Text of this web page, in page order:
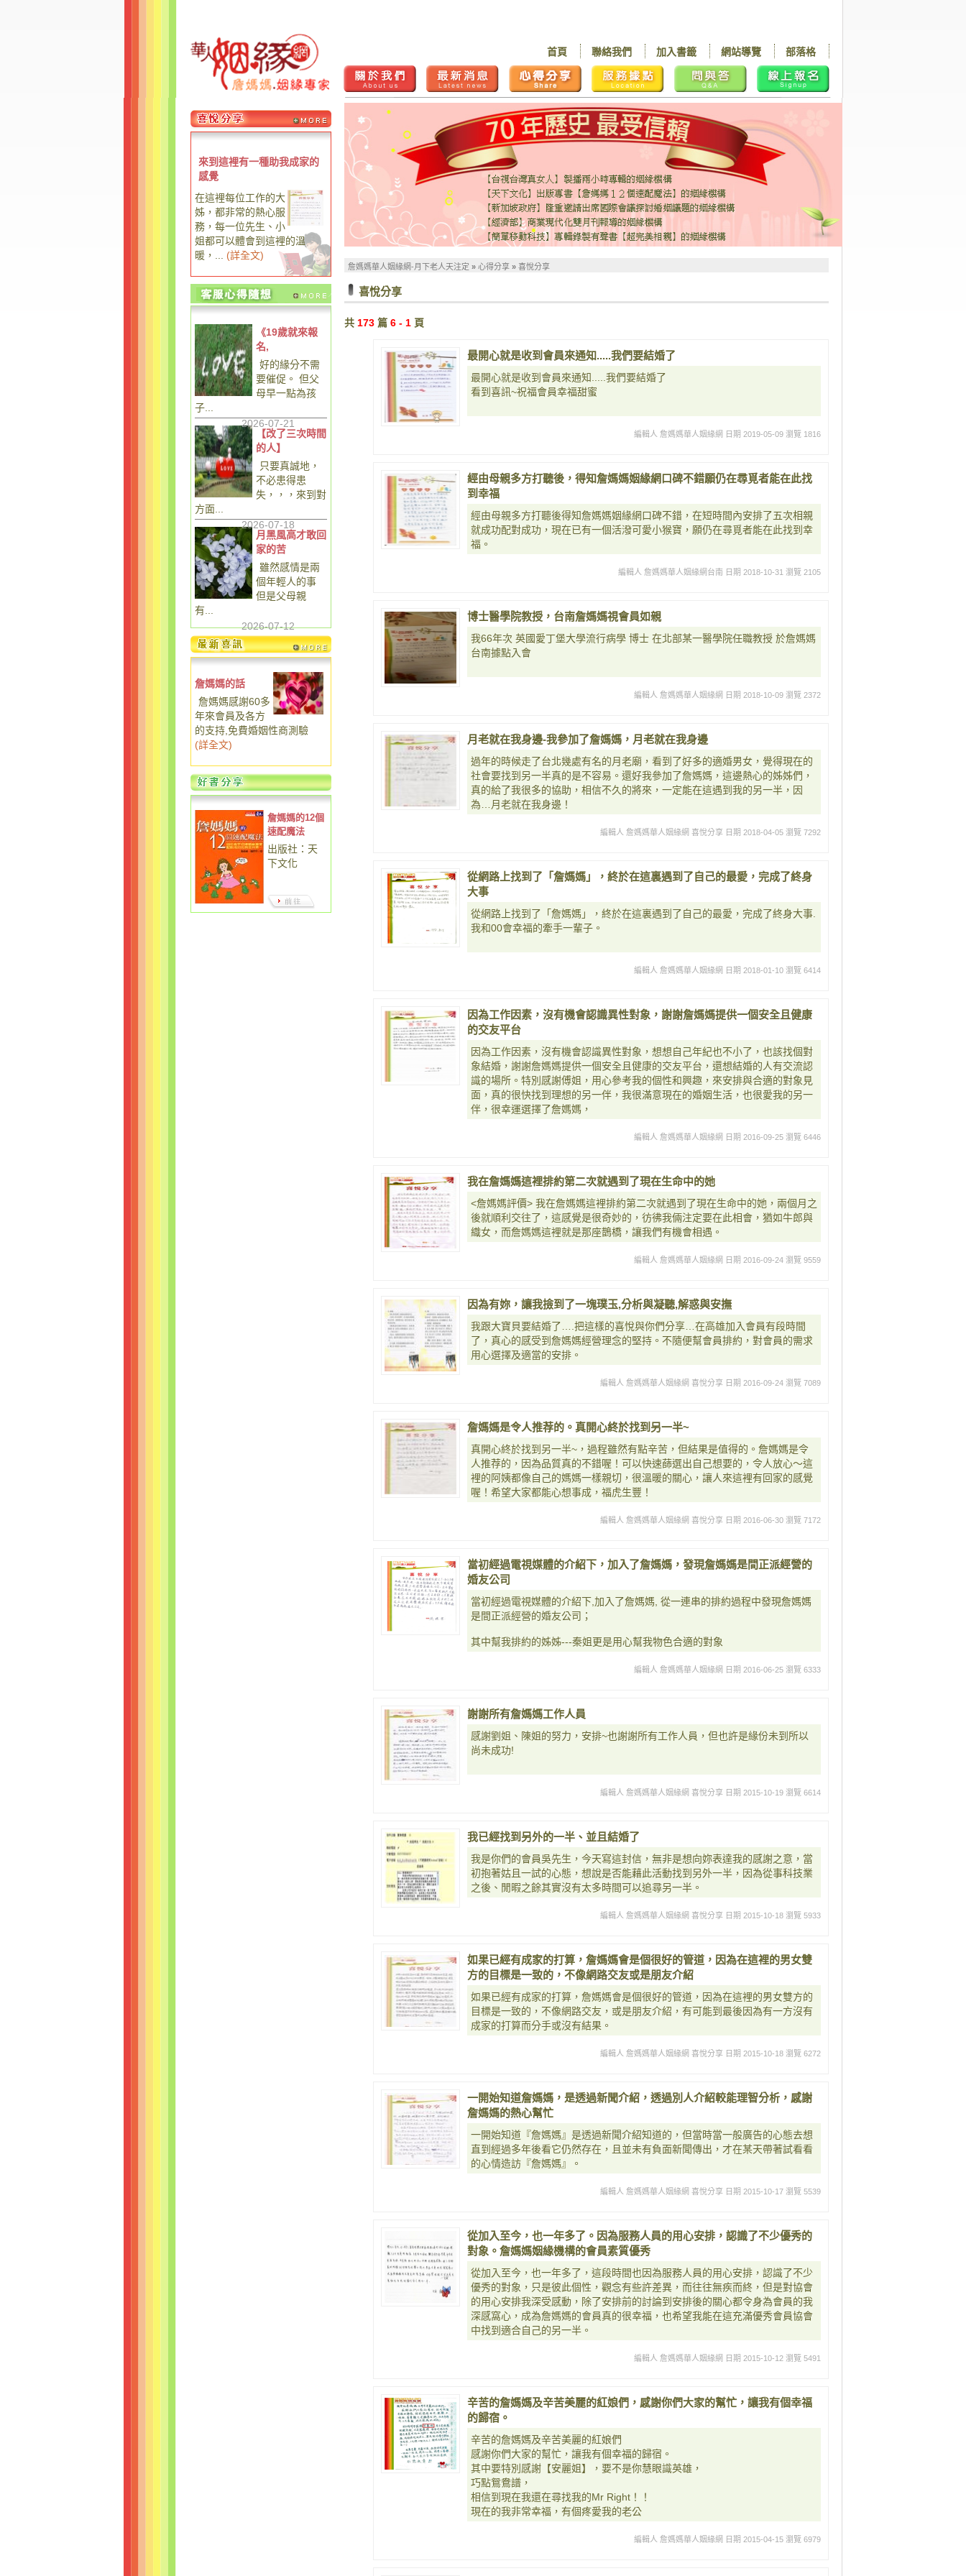
部落格
網站導覽
加入書籤
聯絡我們
首頁
來到這裡有一種助我成家的
感覺
在這裡每位工作的大
姊，都非常的熱心服
務，每一位先生、小
姐都可以體會到這裡的溫
暖，...
(詳全文)
《19歲就來報
名,
好的緣分不需
要催促。 但父
母早一點為孩
子...
2026-07-21
【改了三次時間
的人】
只要真誠地，
不必患得患
失，，，來到對
方面...
2026-07-18
月黑風高才敢回
家的苦
雖然感情是兩
個年輕人的事
但是父母親
有...
2026-07-12
詹媽媽的話
詹媽媽感謝60多
年來會員及各方
的支持,免費婚姻性商測驗
(詳全文)
詹媽媽的12個
速配魔法
出版社：天
下文化
詹媽媽華人姻緣網-月下老人天注定 » 心得分享 » 喜悅分享
喜悅分享
共 173 篇 6 - 1 頁
最開心就是收到會員來通知.....我們要結婚了
最開心就是收到會員來通知.....我們要結婚了
看到喜訊~祝福會員幸福甜蜜
編輯人 詹媽媽華人姻緣網 日期 2019-05-09 瀏覽 1816
經由母親多方打聽後，得知詹媽媽姻緣網口碑不錯願仍在尋覓者能在此找
到幸福
經由母親多方打聽後得知詹媽媽姻緣網口碑不錯，在短時間內安排了五次相親
就成功配對成功，現在已有一個活潑可愛小猴寶，願仍在尋覓者能在此找到幸
福。
編輯人 詹媽媽華人姻緣網台南 日期 2018-10-31 瀏覽 2105
博士醫學院教授，台南詹媽媽視會員如親
我66年次 英國愛丁堡大學流行病學 博士 在北部某一醫學院任職教授 於詹媽媽
台南據點入會
編輯人 詹媽媽華人姻緣網 日期 2018-10-09 瀏覽 2372
月老就在我身邊-我參加了詹媽媽，月老就在我身邊
過年的時候走了台北幾處有名的月老廟，看到了好多的適婚男女，覺得現在的
社會要找到另一半真的是不容易。還好我參加了詹媽媽，這邊熱心的姊姊們，
真的給了我很多的協助，相信不久的將來，一定能在這遇到我的另一半，因
為…月老就在我身邊！
編輯人 詹媽媽華人姻緣網 喜悅分享 日期 2018-04-05 瀏覽 7292
從網路上找到了「詹媽媽」，終於在這裏遇到了自己的最愛，完成了終身
大事
從網路上找到了「詹媽媽」，終於在這裏遇到了自己的最愛，完成了終身大事.
我和00會幸福的牽手一輩子。
編輯人 詹媽媽華人姻緣網 日期 2018-01-10 瀏覽 6414
因為工作因素，沒有機會認識異性對象，謝謝詹媽媽提供一個安全且健康
的交友平台
因為工作因素，沒有機會認識異性對象，想想自己年紀也不小了，也該找個對
象結婚，謝謝詹媽媽提供一個安全且健康的交友平台，還想結婚的人有交流認
識的場所。特別感謝傅姐，用心參考我的個性和興趣，來安排與合適的對象見
面，真的很快找到理想的另一伴，我很滿意現在的婚姻生活，也很愛我的另一
伴，很幸運選擇了詹媽媽，
編輯人 詹媽媽華人姻緣網 日期 2016-09-25 瀏覽 6446
我在詹媽媽這裡排約第二次就遇到了現在生命中的她
<詹媽媽評價> 我在詹媽媽這裡排約第二次就遇到了現在生命中的她，兩個月之
後就順利交往了，這感覺是很奇妙的，彷彿我倆注定要在此相會，猶如牛郎與
織女，而詹媽媽這裡就是那座鵲橋，讓我們有機會相遇。
編輯人 詹媽媽華人姻緣網 日期 2016-09-24 瀏覽 9559
因為有妳，讓我撿到了一塊璞玉,分析與凝聽,解惑與安撫
我跟大寶貝要結婚了….把這樣的喜悅與你們分享…在高雄加入會員有段時間
了，真心的感受到詹媽媽經營理念的堅持。不隨便幫會員排約，對會員的需求
用心選擇及適當的安排。
編輯人 詹媽媽華人姻緣網 喜悅分享 日期 2016-09-24 瀏覽 7089
詹媽媽是令人推荐的。真開心終於找到另一半~
真開心終於找到另一半~，過程雖然有點辛苦，但結果是值得的。詹媽媽是令
人推荐的，因為品質真的不錯喔！可以快速蒒選出自己想要的，令人放心～這
裡的阿姨都像自己的媽媽一樣親切，很溫暖的關心，讓人來這裡有回家的感覺
喔！希望大家都能心想事成，福虎生豐！
編輯人 詹媽媽華人姻緣網 喜悅分享 日期 2016-06-30 瀏覽 7172
當初經過電視媒體的介紹下，加入了詹媽媽，發現詹媽媽是間正派經營的
婚友公司
當初經過電視媒體的介紹下,加入了詹媽媽, 從一連串的排約過程中發現詹媽媽
是間正派經營的婚友公司；
其中幫我排約的姊姊---秦姐更是用心幫我物色合適的對象
編輯人 詹媽媽華人姻緣網 日期 2016-06-25 瀏覽 6333
謝謝所有詹媽媽工作人員
感謝劉姐、陳姐的努力，安排~也謝謝所有工作人員，但也許是緣份未到所以
尚未成功!
編輯人 詹媽媽華人姻緣網 喜悅分享 日期 2015-10-19 瀏覽 6614
我已經找到另外的一半、並且結婚了
我是你們的會員吳先生，今天寫這封信，無非是想向妳表達我的感謝之意，當
初抱著姑且一試的心態，想說是否能藉此活動找到另外一半，因為從事科技業
之後、閒暇之餘其實沒有太多時間可以追尋另一半。
編輯人 詹媽媽華人姻緣網 喜悅分享 日期 2015-10-18 瀏覽 5933
如果已經有成家的打算，詹媽媽會是個很好的管道，因為在這裡的男女雙
方的目標是一致的，不像網路交友或是朋友介紹
如果已經有成家的打算，詹媽媽會是個很好的管道，因為在這裡的男女雙方的
目標是一致的，不像網路交友，或是朋友介紹，有可能到最後因為有一方沒有
成家的打算而分手或沒有結果。
編輯人 詹媽媽華人姻緣網 喜悅分享 日期 2015-10-18 瀏覽 6272
一開始知道詹媽媽，是透過新聞介紹，透過別人介紹較能理智分析，感謝
詹媽媽的熱心幫忙
一開始知道『詹媽媽』是透過新聞介紹知道的，但當時當一般廣告的心態去想
直到經過多年後看它仍然存在，且並未有負面新聞傳出，才在某天帶著試看看
的心情造訪『詹媽媽』。
編輯人 詹媽媽華人姻緣網 喜悅分享 日期 2015-10-17 瀏覽 5539
從加入至今，也一年多了。因為服務人員的用心安排，認識了不少優秀的
對象。詹媽媽姻緣機構的會員素質優秀
從加入至今，也一年多了，這段時間也因為服務人員的用心安排，認識了不少
優秀的對象，只是彼此個性，觀念有些許差異，而往往無疾而終，但是對協會
的用心安排我深受感動，除了安排前的討論到安排後的關心都令身為會員的我
深感窩心，成為詹媽媽的會員真的很幸福，也希望我能在這充滿優秀會員協會
中找到適合自己的另一半。
編輯人 詹媽媽華人姻緣網 日期 2015-10-12 瀏覽 5491
辛苦的詹媽媽及辛苦美麗的紅娘們，感謝你們大家的幫忙，讓我有個幸福
的歸宿。
辛苦的詹媽媽及辛苦美麗的紅娘們
感謝你們大家的幫忙，讓我有個幸福的歸宿。
其中要特別感謝【安麗姐】，要不是你慧眼識英雄，
巧點鴛鴦譜，
相信到現在我還在尋找我的Mr Right！！
現在的我非常幸福，有個疼愛我的老公
編輯人 詹媽媽華人姻緣網 日期 2015-04-15 瀏覽 6979